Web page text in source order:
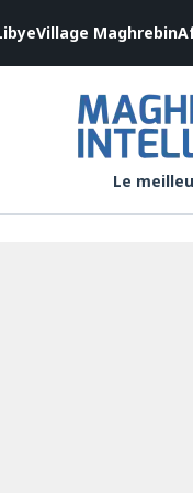
Village Maghrebin
Le